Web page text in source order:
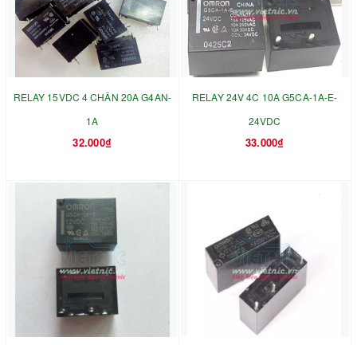
RELAY 15VDC 4 CHÂN 20A G4AN-
1A
32.000₫
RELAY 24V 4C 10A G5CA-1A-E-
24VDC
33.000₫